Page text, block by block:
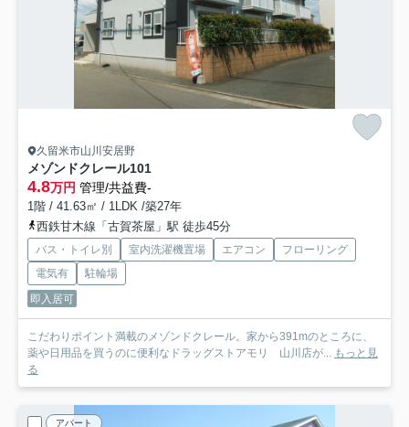
久留米市山川安居野
メゾンドクレール101
4.8万円 管理/共益費-
1階 / 41.63㎡ / 1LDK /築27年
西鉄甘木線「古賀茶屋」駅 徒歩45分
バス・トイレ別 室内洗濯機置場 エアコン
フローリング
電気有
駐輪場
即入居可
こだわりポイント満載のメゾンドクレール。家から391mのところに、
薬や日用品を買うのに便利なドラッグストアモリ 山川店が... もっと見
る
アパート